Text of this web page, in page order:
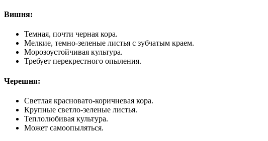
Вишня:
Темная, почти черная кора.
Мелкие, темно-зеленые листья с зубчатым краем.
Морозоустойчивая культура.
Требует перекрестного опыления.
Черешня:
Светлая красновато-коричневая кора.
Крупные светло-зеленые листья.
Теплолюбивая культура.
Может самоопыляться.